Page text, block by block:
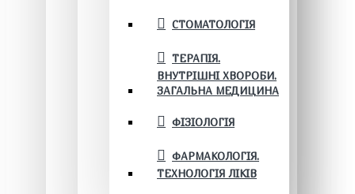
СТОМАТОЛОГІЯ
ТЕРАПІЯ.
ВНУТРІШНІ ХВОРОБИ.
ЗАГАЛЬНА МЕДИЦИНА
ФІЗІОЛОГІЯ
ФАРМАКОЛОГІЯ.
ТЕХНОЛОГІЯ ЛІКІВ